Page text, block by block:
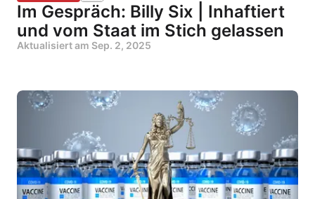
Im Gespräch: Billy Six | Inhaftiert
und vom Staat im Stich gelassen
Aktualisiert am Sep. 2, 2025